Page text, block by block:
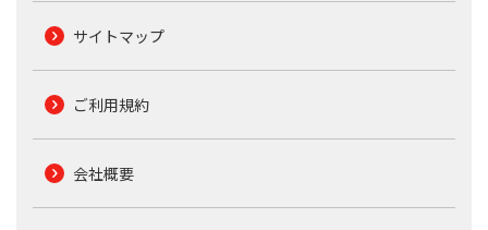
サイトマップ
ご利用規約
会社概要